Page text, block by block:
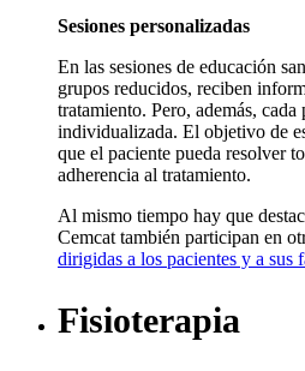
Sesiones personalizadas
En las sesiones de educación
grupos reducidos, reciben
tratamiento. Pero, además,
individualizada. El objetivo de
que el paciente pueda resolver
adherencia al tratamiento.
Al mismo tiempo hay que
Cemcat también participan en
dirigidas a los pacientes y a sus
Fisioterapia